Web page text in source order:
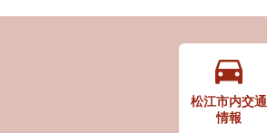
松江市内交通
情報